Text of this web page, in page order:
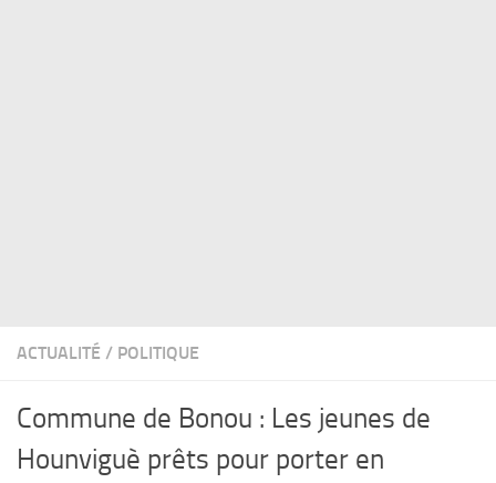
ACTUALITÉ / POLITIQUE
Commune de Bonou : Les jeunes de
Hounviguè prêts pour porter en